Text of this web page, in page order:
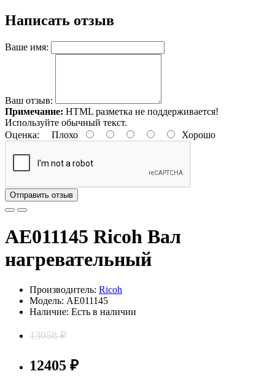
Написать отзыв
Ваше имя:
Ваш отзыв:
Примечание: HTML разметка не поддерживается!
Используйте обычный текст.
Оценка: Плохо Хорошо
Отправить отзыв
AE011145 Ricoh Вал
нагревательный
Производитель: Ricoh
Модель: AE011145
Наличие: Есть в наличии
13058 ₽
12405 ₽